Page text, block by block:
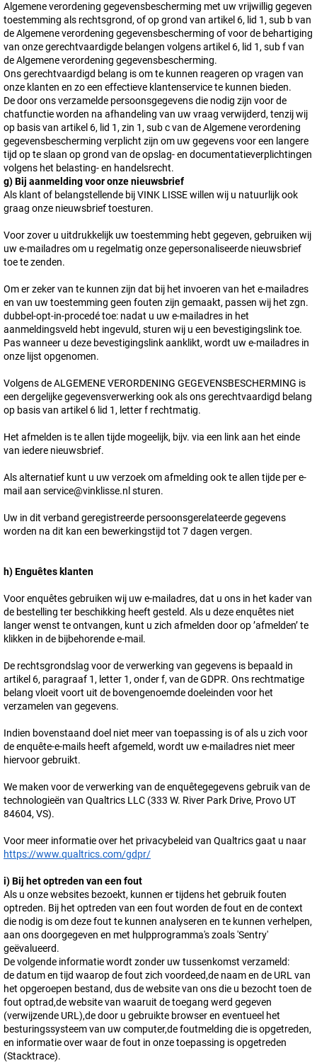
Algemene verordening gegevensbescherming met uw vrijwillig gegeven
toestemming als rechtsgrond, of op grond van artikel 6, lid 1, sub b van
de Algemene verordening gegevensbescherming of voor de behartiging
van onze gerechtvaardigde belangen volgens artikel 6, lid 1, sub f van
de Algemene verordening gegevensbescherming.
Ons gerechtvaardigd belang is om te kunnen reageren op vragen van
onze klanten en zo een effectieve klantenservice te kunnen bieden.
De door ons verzamelde persoonsgegevens die nodig zijn voor de
chatfunctie worden na afhandeling van uw vraag verwijderd, tenzij wij
op basis van artikel 6, lid 1, zin 1, sub c van de Algemene verordening
gegevensbescherming verplicht zijn om uw gegevens voor een langere
tijd op te slaan op grond van de opslag- en documentatieverplichtingen
volgens het belasting- en handelsrecht.
g) Bij aanmelding voor onze nieuwsbrief
Als klant of belangstellende bij VINK LISSE willen wij u natuurlijk ook
graag onze nieuwsbrief toesturen.
Voor zover u uitdrukkelijk uw toestemming hebt gegeven, gebruiken wij
uw e-mailadres om u regelmatig onze gepersonaliseerde nieuwsbrief
toe te zenden.
Om er zeker van te kunnen zijn dat bij het invoeren van het e-mailadres
en van uw toestemming geen fouten zijn gemaakt, passen wij het zgn.
dubbel-opt-in-procedé toe: nadat u uw e-mailadres in het
aanmeldingsveld hebt ingevuld, sturen wij u een bevestigingslink toe.
Pas wanneer u deze bevestigingslink aanklikt, wordt uw e-mailadres in
onze lijst opgenomen.
Volgens de ALGEMENE VERORDENING GEGEVENSBESCHERMING is
een dergelijke gegevensverwerking ook als ons gerechtvaardigd belang
op basis van artikel 6 lid 1, letter f rechtmatig.
Het afmelden is te allen tijde mogeelijk, bijv. via een link aan het einde
van iedere nieuwsbrief.
Als alternatief kunt u uw verzoek om afmelding ook te allen tijde per e-
mail aan service@vinklisse.nl sturen.
Uw in dit verband geregistreerde persoonsgerelateerde gegevens
worden na dit kan een bewerkingstijd tot 7 dagen vergen.
h) Enguêtes klanten
Voor enquêtes gebruiken wij uw e-mailadres, dat u ons in het kader van
de bestelling ter beschikking heeft gesteld. Als u deze enquêtes niet
langer wenst te ontvangen, kunt u zich afmelden door op ’afmelden’ te
klikken in de bijbehorende e-mail.
De rechtsgrondslag voor de verwerking van gegevens is bepaald in
artikel 6, paragraaf 1, letter 1, onder f, van de GDPR. Ons rechtmatige
belang vloeit voort uit de bovengenoemde doeleinden voor het
verzamelen van gegevens.
Indien bovenstaand doel niet meer van toepassing is of als u zich voor
de enquête-e-mails heeft afgemeld, wordt uw e-mailadres niet meer
hiervoor gebruikt.
We maken voor de verwerking van de enquêtegegevens gebruik van de
technologieën van Qualtrics LLC (333 W. River Park Drive, Provo UT
84604, VS).
Voor meer informatie over het privacybeleid van Qualtrics gaat u naar
https://www.qualtrics.com/gdpr/
i)Bij het optreden van een fout
Als u onze websites bezoekt, kunnen er tijdens het gebruik fouten
optreden. Bij het optreden van een fout worden de fout en de context
die nodig is om deze fout te kunnen analyseren en te kunnen verhelpen,
aan ons doorgegeven en met hulpprogramma's zoals 'Sentry'
geëvalueerd.
De volgende informatie wordt zonder uw tussenkomst verzameld:
de datum en tijd waarop de fout zich voordeed,de naam en de URL van
het opgeroepen bestand, dus de website van ons die u bezocht toen de
fout optrad,de website van waaruit de toegang werd gegeven
(verwijzende URL),de door u gebruikte browser en eventueel het
besturingssysteem van uw computer,de foutmelding die is opgetreden,
en informatie over waar de fout in onze toepassing is opgetreden
(Stacktrace).